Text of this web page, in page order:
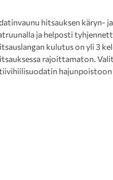
hitsauksen käryn-
ja helposti
kulutus on yli 3
rajoittamaton.
hajunpoistoon